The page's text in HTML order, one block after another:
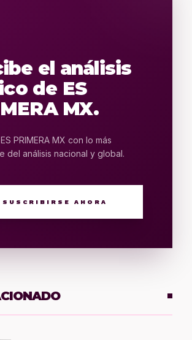
el análisis
de ES
MX.
PRIMERA MX con lo más
del análisis nacional y global.
SUSCRIBIRSE AHORA